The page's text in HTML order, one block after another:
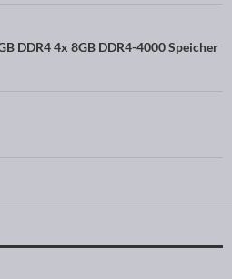
DDR4 4x 8GB DDR4-4000 Speicher